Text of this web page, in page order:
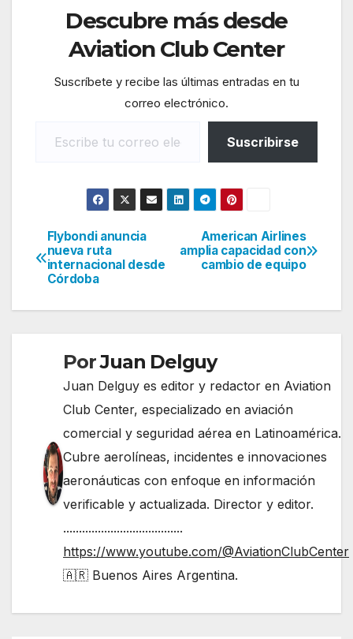
Descubre más desde
Aviation Club Center
Suscríbete y recibe las últimas entradas en tu
correo electrónico.
Suscribirse
Navegación
de
entradas
American Airlines
amplia capacidad con
cambio de equipo
Flybondi anuncia
nueva ruta
internacional desde
Córdoba
PorJuan Delguy
Juan Delguy es editor y redactor en Aviation
Club Center, especializado en aviación
comercial y seguridad aérea en Latinoamérica.
Cubre aerolíneas, incidentes e innovaciones
aeronáuticas con enfoque en información
verificable y actualizada. Director y editor.
......................................
https://www.youtube.com/@AviationClubCenter
🇦🇷 Buenos Aires Argentina.